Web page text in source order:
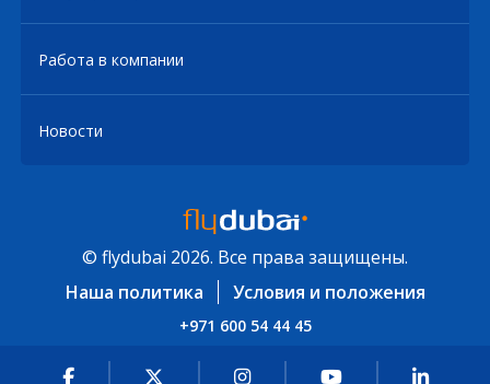
Работа в компании
Новости
© flydubai 2026. Все права защищены.
Наша политика
Условия и положения
+971 600 54 44 45